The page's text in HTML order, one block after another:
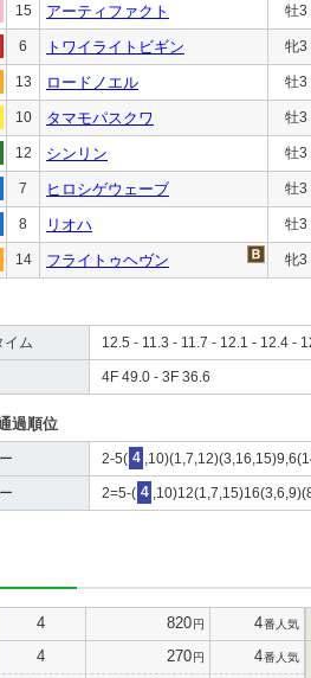
15 アーティファクト 牡3
6 トワイライトビギン 牝3
13 ロードノエル 牡3
10 タマモパスクワ 牡3
12 シンリン 牡3
7 ヒロシゲウェーブ 牡3
8 リオハ 牡3
14 フライトゥヘヴン 牝3
イム 12.5 - 11.3 - 11.7 - 12.1 - 12.4 -
4F 49.0 - 3F 36.6
過順位
2-5( 4
2=5-( 4
4 820円 4番人気
4 270円 4番人気